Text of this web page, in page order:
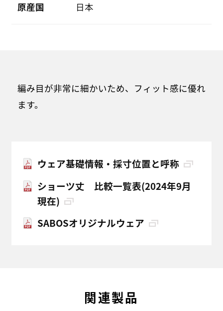
原産国 日本
編み目が非常に細かいため、フィット感に優れ
ます。
ウェア基礎情報・採寸位置と呼称
ショーツ丈 比較一覧表(2024年9月
現在)
SABOSオリジナルウェア
関連製品